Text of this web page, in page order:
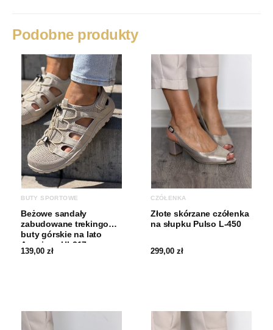
Kolor Czarny, Ecru
Cholewka Skóra Licowa
Simen
Rodzaj obcasa Klocek, Słupek
Wysokość obcasa 8.5 – 10 cm
Podobne produkty
BUTY SPORTOWE
Beżowe sandały
zabudowane trekingowe
buty górskie na lato
American HL217
139,00zł
CZÓŁENKA
Złote skórzane czółenka
na słupku Pulso L-450
299,00zł